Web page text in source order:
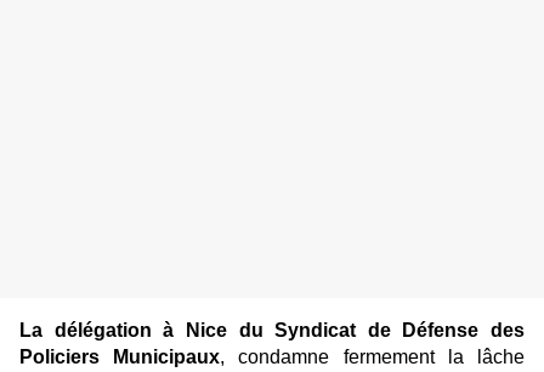
La délégation à Nice du Syndicat de Défense des
Policiers Municipaux, condamne fermement la lâche